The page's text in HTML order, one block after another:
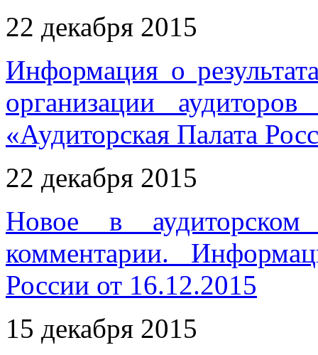
22 декабря 2015
Информация о
организации аудиторов
«Аудиторская Палата
22 декабря 2015
Новое в аудиторском
комментарии.
России от 16.12.2015
15 декабря 2015